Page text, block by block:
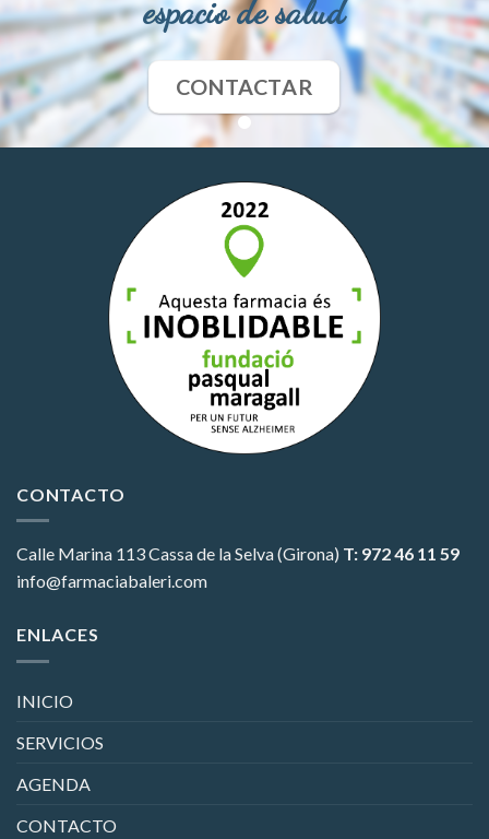
espacio de salud
CONTACTAR
CONTACTO
Calle Marina 113Cassa de la Selva (Girona) T: 972 46 11 59
info@farmaciabaleri.com
ENLACES
INICIO
SERVICIOS
AGENDA
CONTACTO